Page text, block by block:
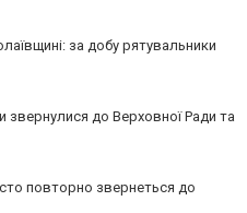
за добу рятувальники
звернулися до Верховної Ради та
повторно звернеться до